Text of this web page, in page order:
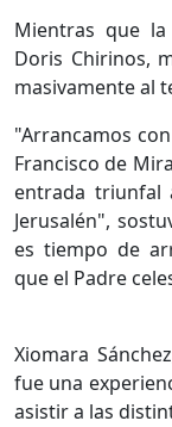
Mientras que la
Doris Chirinos,
masivamente al
"Arrancamos
Francisco de
entrada triunfal
Jerusalén",
es tiempo de
que el Padre
Xiomara
fue una
asistir a las